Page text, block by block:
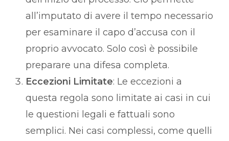
all’imputato di avere il tempo necessario
per esaminare il capo d’accusa con il
proprio avvocato. Solo così è possibile
preparare una difesa completa.
Eccezioni Limitate: Le eccezioni a
questa regola sono limitate ai casi in cui
le questioni legali e fattuali sono
semplici. Nei casi complessi, come quelli